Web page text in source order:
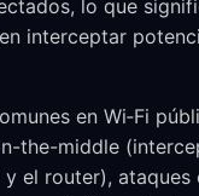
lo que
interceptar
en Wi‑Fi
the-middle
el router), ataques